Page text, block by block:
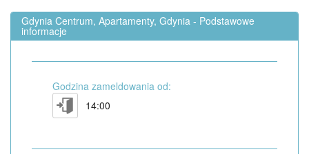
Gdynia Centrum, Apartamenty, Gdynia - Podstawowe
informacje
Godzina zameldowania od:
14:00